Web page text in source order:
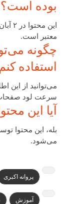
بوده است؟
معتبر است.
چگونه
استفاده
می‌توانید از این
سرعت لود صفحات
آیا این
بله، این محتوا
می‌شود.
پروانه اکبری
آموزش